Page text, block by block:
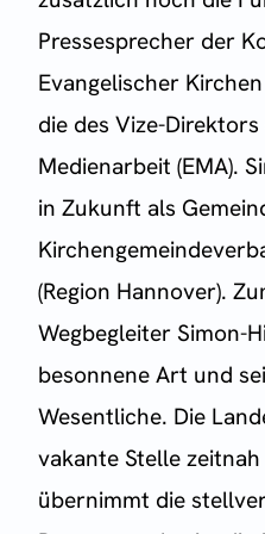
Pressesprecher der
Evangelischer
die des Vize-
Medienarbeit (EMA).
in Zukunft als
(Region Hannover).
Wegbegleiter Simon-
besonnene Art und
Wesentliche. Die
vakante Stelle
übernimmt die